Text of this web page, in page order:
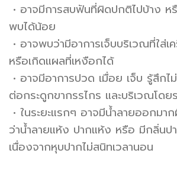
• อาจมีการสบฟันที่ผิดปกติไปบ้าง
พบได้น้อย
• อาจพบว่ามีอาการเจ็บบริเวณที่ใส่
หรือเกิดแผลที่เหงือกได้
• อาจมีอาการปวด เมื่อย เจ็บ รู้สึก
ต่อกระดูกขากรรไกร และบริเวณโดย
• ในระยะแรกๆ อาจมีน้ำลายออกมา
ว่าน้ำลายแห้ง ปากแห้ง หรือ มีกลิ่นป
เนื่องจากหุบปากไม่สนิทเวลานอน